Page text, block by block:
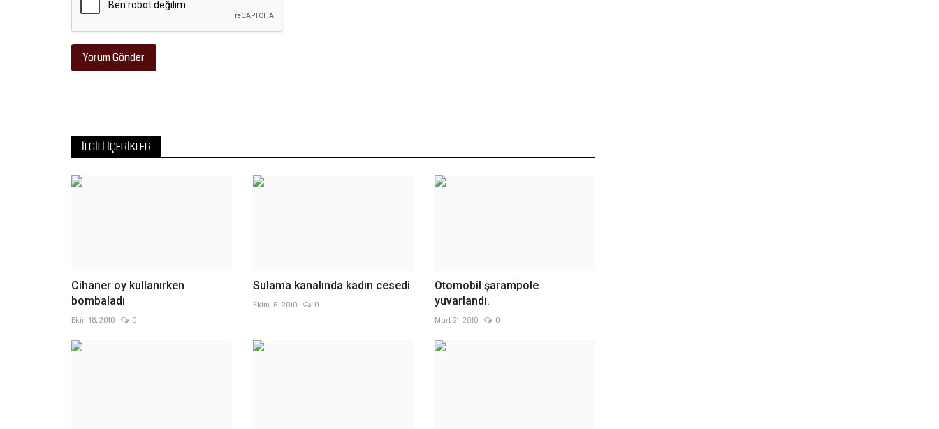
Yorum Gönder
İLGILI İÇERIKLER
Cihaner oy kullanırken
bombaladı
Ekim 18, 2010 0
Sulama kanalında kadın cesedi
Ekim 16, 2010 0
Otomobil şarampole
yuvarlandı.
Mart 21, 2010 0